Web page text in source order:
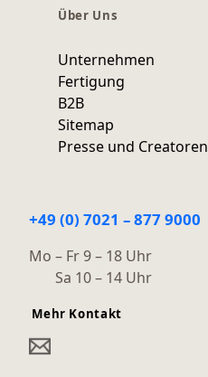
Über Uns
Unternehmen
Fertigung
B2B
Sitemap
Presse und Creatoren
+49 (0) 7021 – 877 9000
Mo – Fr 9 – 18 Uhr
Sa 10 – 14 Uhr
Mehr Kontakt